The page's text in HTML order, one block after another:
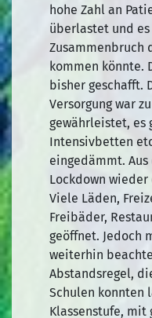
hohe Zahl an
überlastet und
Zusammenbruch
kommen könnte.
bisher geschafft.
Versorgung war
gewährleistet, es
Intensivbetten
eingedämmt.
Lockdown
Viele Läden,
Freibäder,
geöffnet. Jedoch
weiterhin
Abstandsregel,
Schulen konnten
Klassenstufe, mit